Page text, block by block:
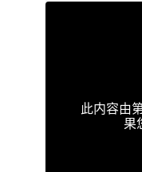
此内容由
果